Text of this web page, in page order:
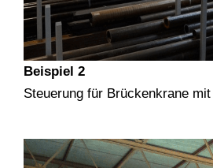
Beispiel 2
Steuerung für Brückenkrane